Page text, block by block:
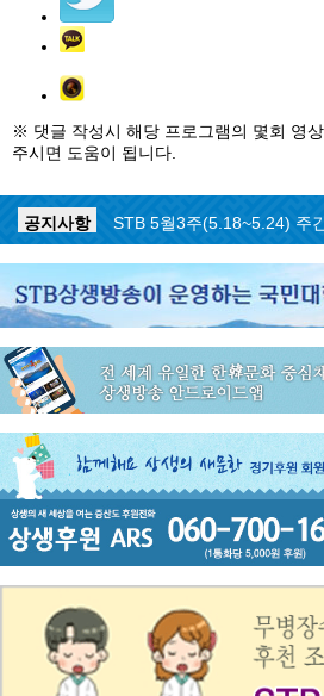
※ 댓글 작성시 해당 프로그램의 몇회 영
주시면 도움이 됩니다.
공지사항 ON AIR 서비스 장애 복구
공지사항
STB 5월4주(5.25~5.31) 주
공지사항
STB 5월3주(5.18~5.24) 주
공지사항
STB 4월마지막주
STB 4월4주(4.20~4.26) 주
공지사항
STB 4월2주(4.6~4.12) 주간
공지사항
STB 4월1주(3.30~4.5) 주
공지사항
STB 3월4주(3.23~3.29) 주